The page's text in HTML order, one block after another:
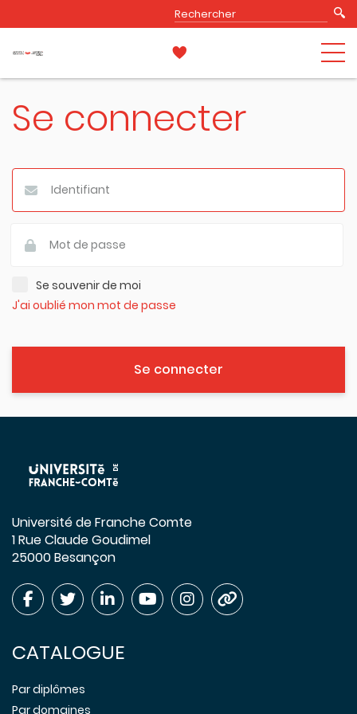
Se connecter
Se souvenir de moi
J'ai oublié mon mot de passe
Se connecter
Université de Franche Comte
1 Rue Claude Goudimel
25000 Besançon
CATALOGUE
Par diplômes
Par domaines